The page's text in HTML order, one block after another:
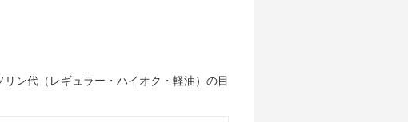
15.2km/L 15.2km/L
ン代（レギュラー・ハイオク・軽油）の目